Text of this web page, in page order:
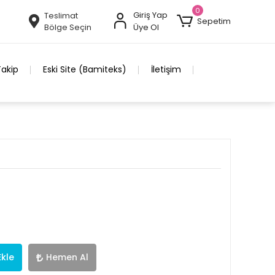
Teslimat
Bölge Seçin
Giriş Yap
Üye Ol
0
Sepetim
Eski Site (Bamiteks) İletişim
Hemen Al